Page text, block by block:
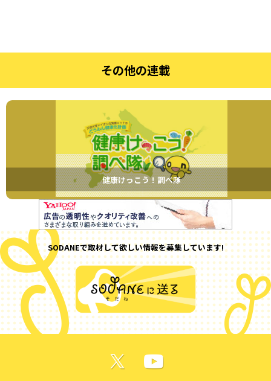
その他の連載
健康けっこう！調べ隊
SODANEで取材して欲しい情報を募集しています!